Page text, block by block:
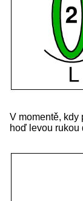
V momentě, kdy
hoď levou rukou